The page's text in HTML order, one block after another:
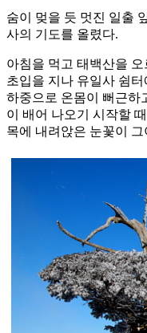
숨이 멎을 듯 멋진 일출
사의 기도를 올렸다.
아침을 먹고 태백산을
초입을 지나 유일사 쉼
하중으로 온몸이 뻐근하
이 배어 나오기 시작할
목에 내려앉은 눈꽃이